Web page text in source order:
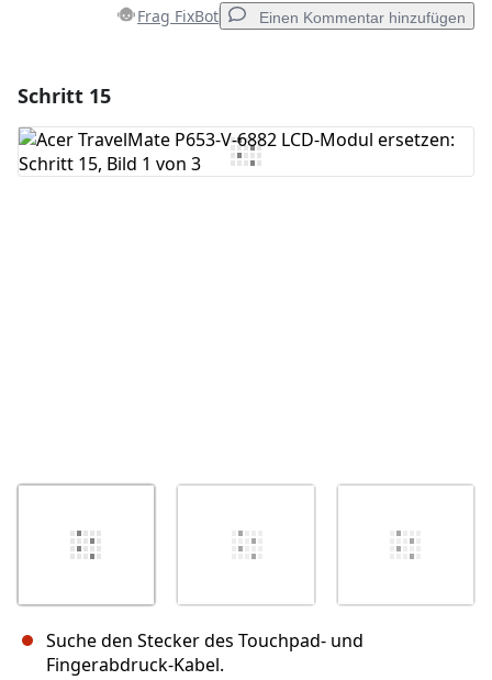
Frag FixBot Einen Kommentar hinzufügen
Kommentar hinzufügen
Schritt 15
Suche den Stecker des Touchpad- und
Fingerabdruck-Kabel.